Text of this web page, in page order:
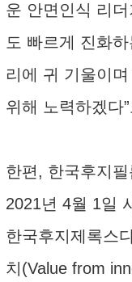
운 안면인식 리더
도 빠르게 진화
리에 귀 기울이
위해 노력하겠다
한편, 한국후지
2021년 4월 1일
한국후지제록스
치(Value from